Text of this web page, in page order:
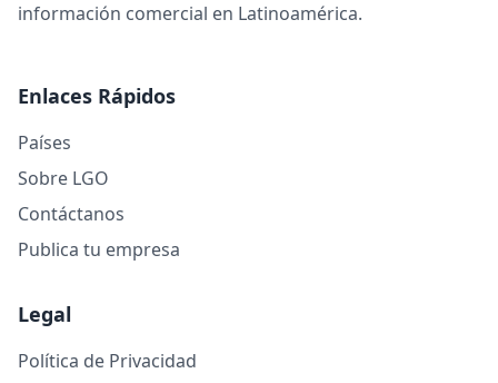
información comercial en Latinoamérica.
Enlaces Rápidos
Países
Sobre LGO
Contáctanos
Publica tu empresa
Legal
Política de Privacidad